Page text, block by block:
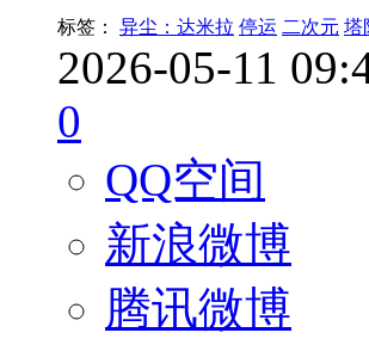
标签： 异尘：达米拉 停运 二次元 塔
2026-05-11
0
QQ空间
新浪微博
腾讯微博